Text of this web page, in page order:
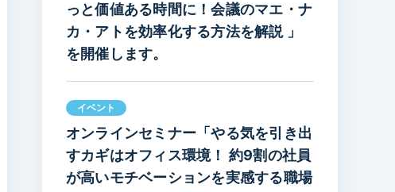
っと価値ある時間に！会議のマエ・ナ
カ・アトを効率化する方法を解説 」
を開催します。
イベント
オンラインセミナー「やる気を引き出
すカギはオフィス環境！ 約9割の社員
が高いモチベーションを実感する職場